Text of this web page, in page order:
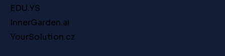
EDU.YS
InnerGarden.ai
YourSolution.cz